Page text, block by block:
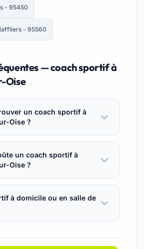
- 95450
- 95560
— coach sportif à
Oise
un coach sportif à
Oise ?
un coach sportif à
Oise ?
à domicile ou en salle de